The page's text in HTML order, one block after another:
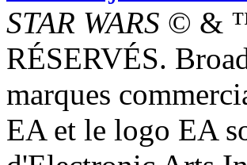
STAR WARS © &
RÉSERVÉS.
marques
EA et le logo EA